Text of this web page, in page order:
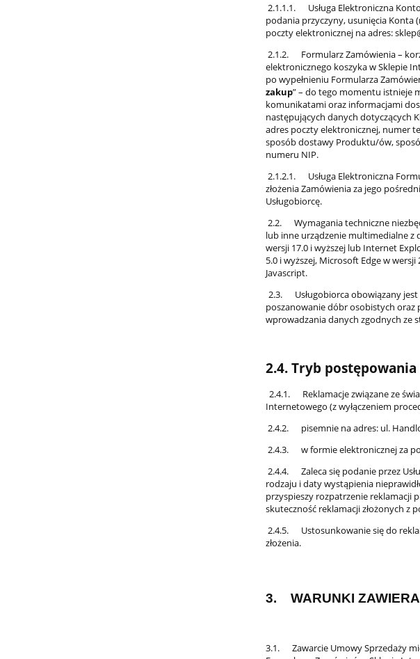
2.1.1.1. Usługa Elektroniczna
podania przyczyny, usunięcia Konta
poczty elektronicznej na adres:
2.1.2. Formularz Zamówienia –
elektronicznego koszyka w Sklepie
po wypełnieniu Formularza
zakup” – do tego momentu istnieje
komunikatami oraz informacjami
następujących danych dotyczących
adres poczty elektronicznej, numer
sposób dostawy Produktu/ów,
numeru NIP.
2.1.2.1. Usługa Elektroniczna
złożenia Zamówienia za jego
Usługobiorcę.
2.2. Wymagania techniczne
lub inne urządzenie multimedialne
wersji 17.0 i wyższej lub Internet
5.0 i wyższej, Microsoft Edge w
Javascript.
2.3. Usługobiorca obowiązany jest
poszanowanie dóbr osobistych oraz
wprowadzania danych zgodnych ze
2.4. Tryb
2.4.1. Reklamacje związane ze
Internetowego (z wyłączeniem
2.4.2. pisemnie na adres: ul.
2.4.3. w formie elektronicznej za
2.4.4. Zaleca się podanie przez
rodzaju i daty wystąpienia
przyspieszy rozpatrzenie reklamacji
skuteczność reklamacji złożonych z
2.4.5. Ustosunkowanie się do
złożenia.
3. WARUNKI
3.1. Zawarcie Umowy Sprzedaży